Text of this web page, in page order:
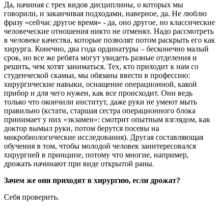
Да, начиная с трех видов дисциплины, о которых мы
говорили, и заканчивая подходами, наверное, да. Не люблю
фразу «сейчас другое время» - да, оно другое, но классические
человеческие отношения никто не отменял. Надо рассмотреть
в человеке качества, которые позволят потом раскрыть его как
хирурга. Конечно, два года ординатуры – бесконечно малый
срок, но все же ребята могут увидеть разные отделения и
решить, чем хотят заниматься. Тех, кто приходит к нам со
студенческой скамьи, мы обязаны ввести в профессию:
хирургические навыки, оснащение операционной, какой
прибор и для чего нужен, как все происходит. Они ведь
только что окончили институт, даже руки не умеют мыть
правильно (кстати, старшая сестра операционного блока
принимает у них «экзамен»: смотрит опытным взглядом, как
доктор вымыл руки, потом берутся посевы на
микробиологические исследования). Другая составляющая
обучения в том, чтобы молодой человек заинтересовался
хирургией в принципе, потому что многие, например,
дрожать начинают при виде открытой раны.
Зачем же они приходят в хирургию, если дрожат?
Себя проверить.